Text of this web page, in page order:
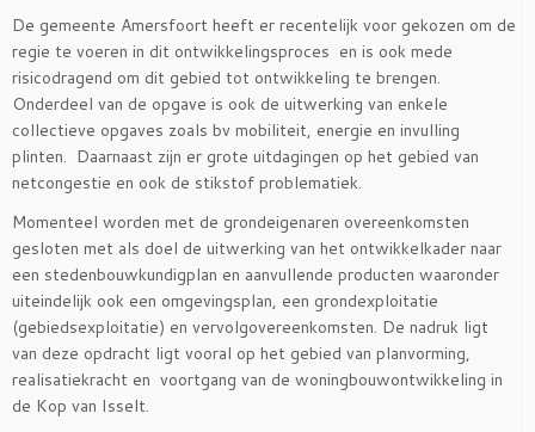
De gemeente Amersfoort heeft er recentelijk voor gekozen om de
regie te voeren in dit ontwikkelingsproces en is ook mede
risicodragend om dit gebied tot ontwikkeling te brengen.
Onderdeel van de opgave is ook de uitwerking van enkele
collectieve opgaves zoals bv mobiliteit, energie en invulling
plinten. Daarnaast zijn er grote uitdagingen op het gebied van
netcongestie en ook de stikstof problematiek.
Momenteel worden met de grondeigenaren overeenkomsten
gesloten met als doel de uitwerking van het ontwikkelkader naar
een stedenbouwkundigplan en aanvullende producten waaronder
uiteindelijk ook een omgevingsplan, een grondexploitatie
(gebiedsexploitatie) en vervolgovereenkomsten. De nadruk ligt
van deze opdracht ligt vooral op het gebied van planvorming,
realisatiekracht en voortgang van de woningbouwontwikkeling in
de Kop van Isselt.